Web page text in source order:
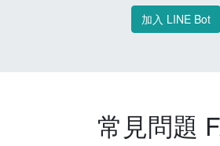
加入 LINE Bot
常見問題